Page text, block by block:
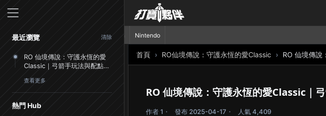
最近瀏覽 清除
RO 仙境傳說：守護永恆的愛
Classic｜弓箭手玩法與配點指
查看更多
熱門 Hub
首頁 RO仙境傳說：守護永恆的愛Classic RO 仙境傳說
RO 仙境傳說：守護永恆的愛Classic｜
作者 1 發布 2025-04-17 人氣 4,409
PlayStation Nintendo